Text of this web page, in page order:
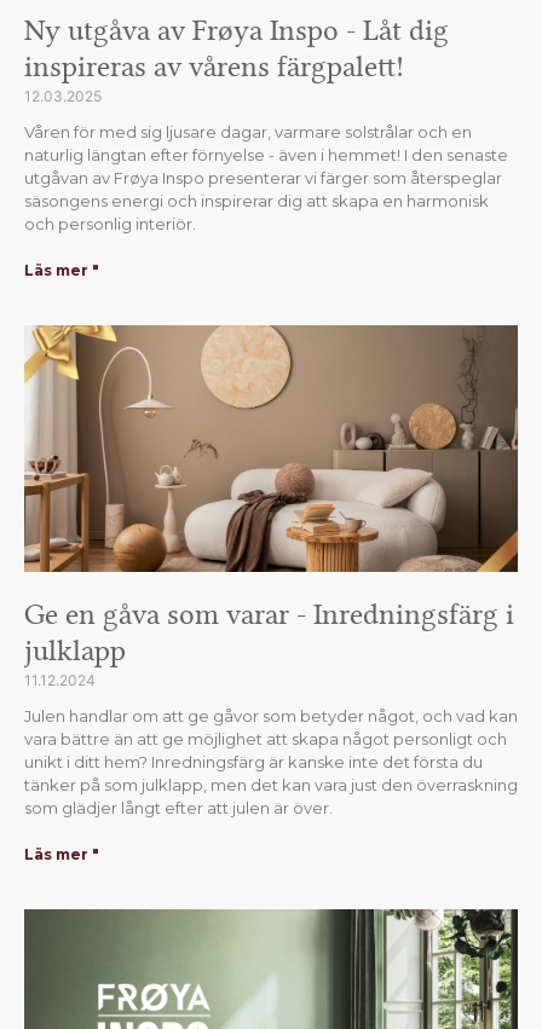
Ny utgåva av Frøya Inspo - Låt dig
inspireras av vårens färgpalett!
12.03.2025
Våren för med sig ljusare dagar, varmare solstrålar och en
naturlig längtan efter förnyelse - även i hemmet! I den senaste
utgåvan av Frøya Inspo presenterar vi färger som återspeglar
säsongens energi och inspirerar dig att skapa en harmonisk
och personlig interiör.
Läs mer "
Ge en gåva som varar - Inredningsfärg i
julklapp
11.12.2024
Julen handlar om att ge gåvor som betyder något, och vad kan
vara bättre än att ge möjlighet att skapa något personligt och
unikt i ditt hem? Inredningsfärg är kanske inte det första du
tänker på som julklapp, men det kan vara just den överraskning
som glädjer långt efter att julen är över.
Läs mer "